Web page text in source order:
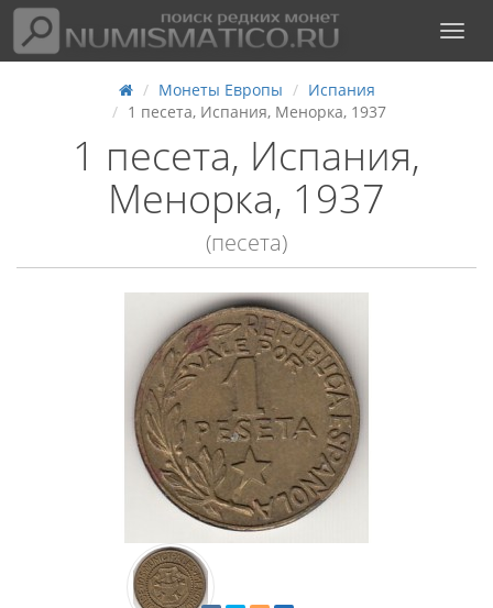
Монеты Европы
Испания
1 песета, Испания, Менорка, 1937
1 песета, Испания,
Менорка, 1937
(песета)